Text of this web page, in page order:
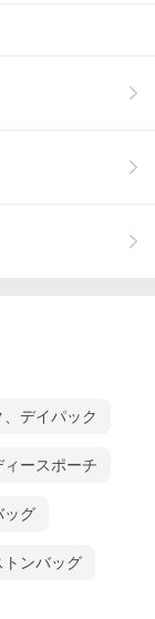
、デイパック
ィースポーチ
ッグ
トンバッグ